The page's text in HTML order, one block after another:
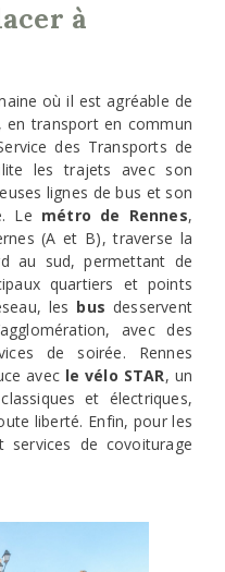
à
où il est agréable de
en transport en commun
des Transports de
les trajets avec son
lignes de bus et son
Le métro de Rennes,
(A et B), traverse la
au sud, permettant de
quartiers et points
les bus desservent
avec des
de soirée. Rennes
avec le vélo STAR, un
et électriques,
liberté. Enfin, pour les
de covoiturage